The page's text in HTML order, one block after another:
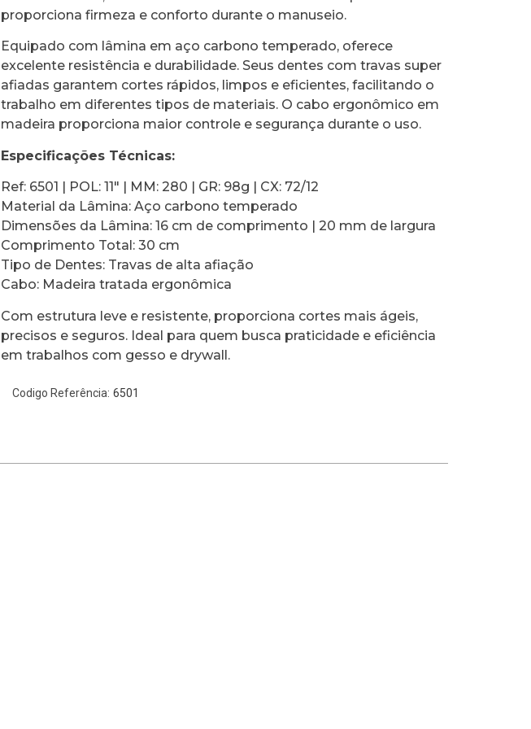
proporciona firmeza e conforto durante o manuseio.
Equipado com lâmina em aço carbono temperado, oferece
excelente resistência e durabilidade. Seus dentes com travas super
afiadas garantem cortes rápidos, limpos e eficientes, facilitando o
trabalho em diferentes tipos de materiais. O cabo ergonômico em
madeira proporciona maior controle e segurança durante o uso.
Especificações Técnicas:
Ref: 6501 | POL: 11″ | MM: 280 | GR: 98g | CX: 72/12
Material da Lâmina: Aço carbono temperado
Dimensões da Lâmina: 16 cm de comprimento | 20 mm de largura
Comprimento Total: 30 cm
Tipo de Dentes: Travas de alta afiação
Cabo: Madeira tratada ergonômica
Com estrutura leve e resistente, proporciona cortes mais ágeis,
precisos e seguros. Ideal para quem busca praticidade e eficiência
em trabalhos com gesso e drywall.
Codigo Referência: 6501